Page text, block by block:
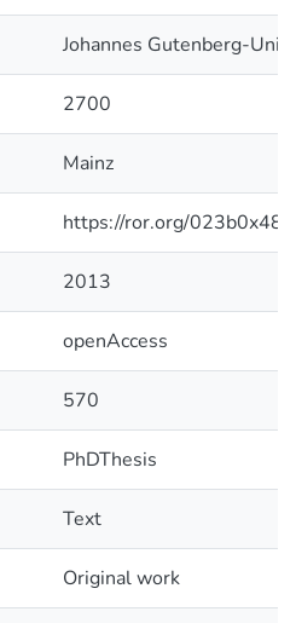
Johannes Gutenberg-
2700
Mainz
https://ror.org/023b0x485
2013
openAccess
570
PhDThesis
Text
Original work